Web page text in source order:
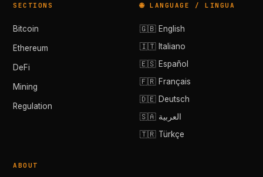
SECTIONS
Bitcoin
Ethereum
DeFi
Mining
Regulation
🌐 LANGUAGE / LINGUA
🇬🇧 English
🇮🇹 Italiano
🇪🇸 Español
🇫🇷 Français
🇩🇪 Deutsch
🇸🇦 العربية
🇹🇷 Türkçe
ABOUT